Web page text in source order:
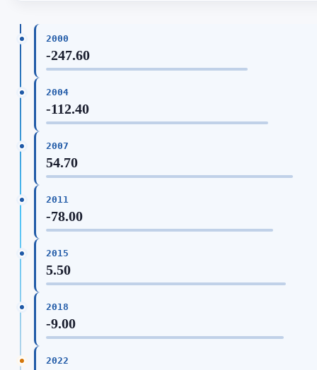
2000
-247.60
2004
-112.40
2007
54.70
2011
-78.00
2015
5.50
2018
-9.00
2022